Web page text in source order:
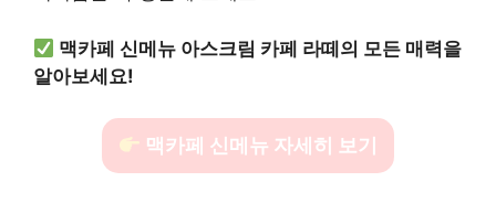
맥카페 신메뉴 아스크림 카페 라떼의 모든 매력을
알아보세요!
맥카페 신메뉴 자세히 보기